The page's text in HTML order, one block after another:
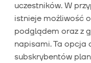
uczestników. W
istnieje możliwość
podglądem oraz z
napisami. Ta opcja
subskrybentów